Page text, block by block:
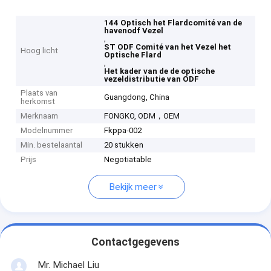
Hoog licht
144 Optisch het Flardcomité van de
havenodf Vezel
,
ST ODF Comité van het Vezel het
Optische Flard
,
Het kader van de de optische
vezeldistributie van ODF
Plaats van
herkomst
Guangdong, China
Merknaam
FONGKO, ODM，OEM
Modelnummer
Fkppa-002
Min. bestelaantal
20 stukken
Prijs
Negotiatable
Bekijk meer
Contactgegevens
Mr. Michael Liu